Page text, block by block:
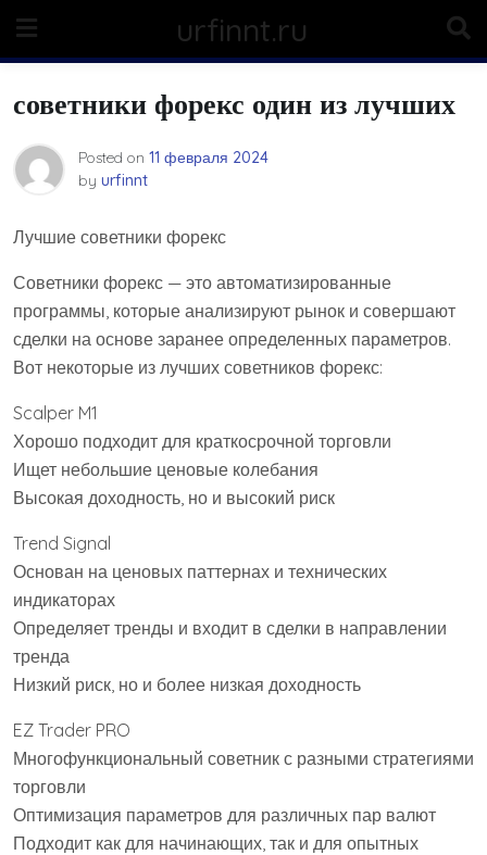
content
urfinnt.ru
советники форекс один из лучших
Posted on 11 февраля 2024
by urfinnt
Лучшие советники форекс
Советники форекс — это автоматизированные
программы, которые анализируют рынок и совершают
сделки на основе заранее определенных параметров.
Вот некоторые из лучших советников форекс:
Scalper M1
Хорошо подходит для краткосрочной торговли
Ищет небольшие ценовые колебания
Высокая доходность, но и высокий риск
Trend Signal
Основан на ценовых паттернах и технических
индикаторах
Определяет тренды и входит в сделки в направлении
тренда
Низкий риск, но и более низкая доходность
EZ Trader PRO
Многофункциональный советник с разными стратегиями
торговли
Оптимизация параметров для различных пар валют
Подходит как для начинающих, так и для опытных